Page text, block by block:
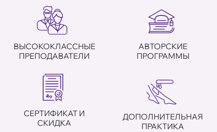
ВЫСОКОКЛАССНЫЕ
ПРЕПОДАВАТЕЛИ
АВТОРСКИЕ
ПРОГРАММЫ
СЕРТИФИКАТ И
СКИДКА
ДОПОЛНИТЕЛЬНАЯ
ПРАКТИКА